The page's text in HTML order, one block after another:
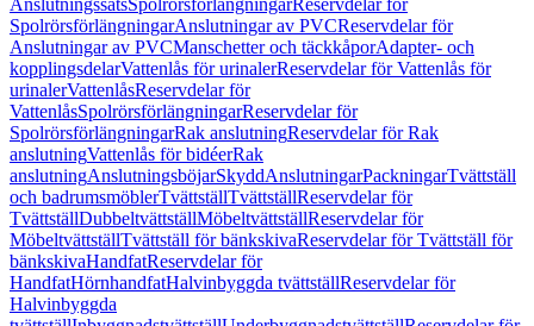
AnslutningssatsSpolrörsförlängningarReservdelar för
SpolrörsförlängningarAnslutningar av PVCReservdelar för
Anslutningar av PVCManschetter och täckkåporAdapter- och
kopplingsdelarVattenlås för urinalerReservdelar för Vattenlås för
urinalerVattenlåsReservdelar för
VattenlåsSpolrörsförlängningarReservdelar för
SpolrörsförlängningarRak anslutningReservdelar för Rak
anslutningVattenlås för bidéerRak
anslutningAnslutningsböjarSkyddAnslutningarPackningarTvättställ
och badrumsmöblerTvättställTvättställReservdelar för
TvättställDubbeltvättställMöbeltvättställReservdelar för
MöbeltvättställTvättställ för bänkskivaReservdelar för Tvättställ för
bänkskivaHandfatReservdelar för
HandfatHörnhandfatHalvinbyggda tvättställReservdelar för
Halvinbyggda